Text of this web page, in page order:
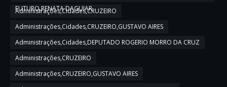
FUTURO,RENATA DAGUIAR
Administrações,Cidades,CRUZEIRO
Administrações,Cidades,CRUZEIRO,GUSTAVO AIRES
Administrações,Cidades,DEPUTADO ROGERIO MORRO DA CRUZ
Administrações,CRUZEIRO
Administrações,CRUZEIRO,GUSTAVO AIRES